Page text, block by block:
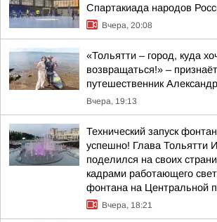
Спартакиада народов
Вчера, 20:08
«Тольятти – город, куда
возвращаться!» –
путешественник
Вчера, 19:13
Технический запуск
успешно! Глава Тольятти
поделился на своих
кадрами работающего
фонтана на Центральной
Вчера, 18:21